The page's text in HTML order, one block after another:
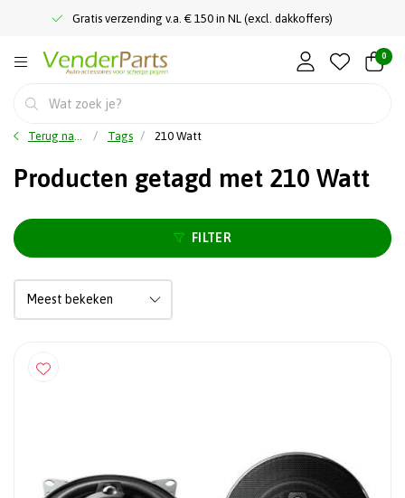
Gratis verzending v.a. € 150 in NL (excl. dakkoffers)
0
Terug naar home Tags 210 Watt
Producten getagd met 210 Watt
FILTER